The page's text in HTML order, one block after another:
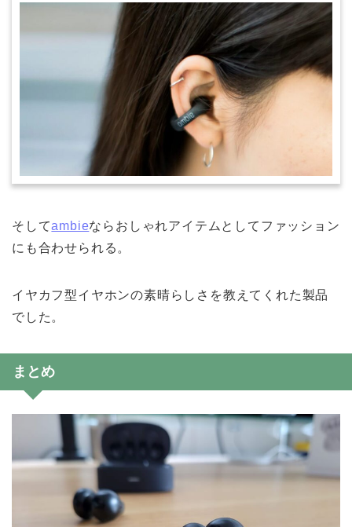
そしてambieならおしゃれアイテムとしてファッション
にも合わせられる。
イヤカフ型イヤホンの素晴らしさを教えてくれた製品
でした。
まとめ